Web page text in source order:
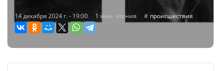
14 декабря 2024 г. - 19:00 1 мин. чтения происшествия